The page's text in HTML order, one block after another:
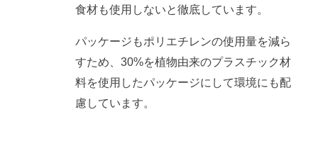
食材も使用しないと徹底しています。
パッケージもポリエチレンの使用量を減ら
すため、30%を植物由来のプラスチック材
料を使用したパッケージにして環境にも配
慮しています。